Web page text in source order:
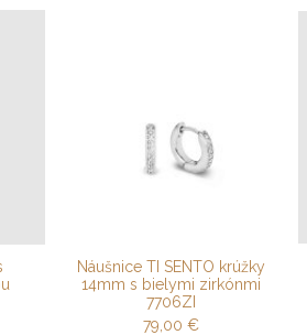
Náušnice TI SENTO krúžky
14mm s bielymi zirkónmi
7706ZI
79,00€